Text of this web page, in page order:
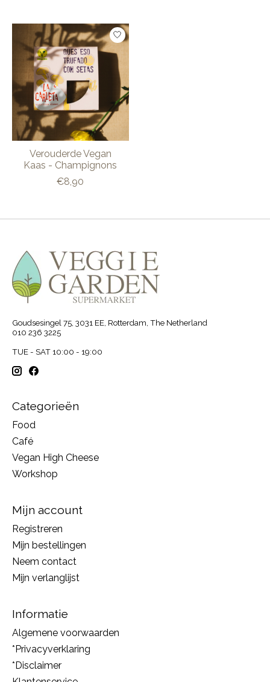
Verouderde Vegan
Kaas - Champignons
€8,90
Goudsesingel 75, 3031 EE, Rotterdam, The Netherland
010 236 3225
TUE - SAT 10:00 - 19:00
Categorieën
Food
Café
Vegan High Cheese
Workshop
Mijn account
Registreren
Mijn bestellingen
Neem contact
Mijn verlanglijst
Informatie
Algemene voorwaarden
*Privacyverklaring
*Disclaimer